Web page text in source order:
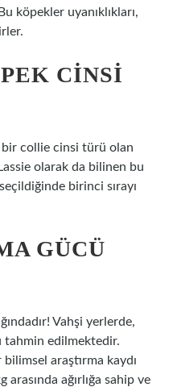
köpekler uyanıklıkları,
CINSI
bir collie cinsi türü olan
olarak da bilinen bu
birinci sırayı
GÜCÜ
Vahşi yerlerde,
tahmin edilmektedir.
araştırma kaydı
ağırlığa sahip ve